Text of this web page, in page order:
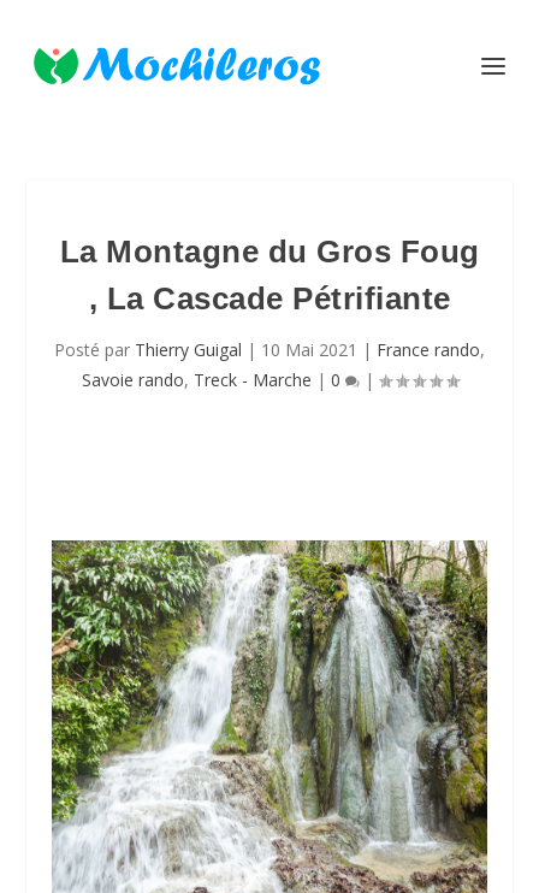
La Montagne du Gros Foug
, La Cascade Pétrifiante
Posté par Thierry Guigal | 10 Mai 2021 | France rando,
Savoie rando, Treck - Marche | 0 |